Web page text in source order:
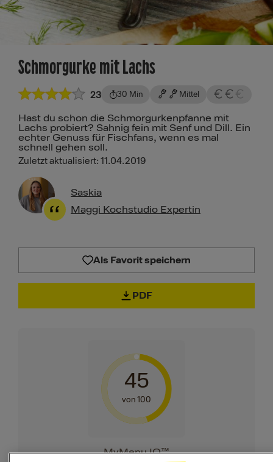
Schmorgurke mit Lachs
23 30 Min Mittel
Hast du schon die Schmorgurkenpfanne mit
Lachs probiert? Sahnig fein mit Senf und Dill. Ein
echter Genuss für Fischfans, wenn es mal
schnell gehen soll.
Zuletzt aktualisiert: 11.04.2019
Saskia
Maggi Kochstudio Expertin
Als Favorit speichern
PDF
45
von 100
MyMenu IQ™